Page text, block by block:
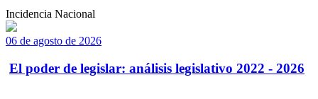
Incidencia Nacional
06 de agosto de 2026
El poder de legislar: análisis legislativo 2022 - 2026